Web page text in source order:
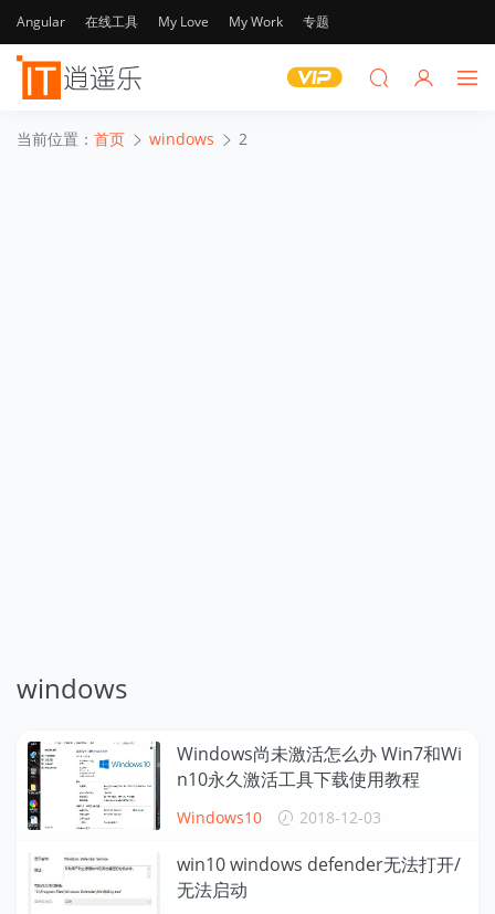
Angular 在线工具 My Love My Work 专题
当前位置： 首页 windows 2
windows
Windows尚未激活怎么办 Win7和Wi
n10永久激活工具下载使用教程
Windows10 2018-12-03
win10 windows defender无法打开/
无法启动